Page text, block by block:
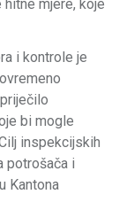
mjere, koje
i kontrole je
bi mogle
inspekcijskih
potrošača i
Kantona